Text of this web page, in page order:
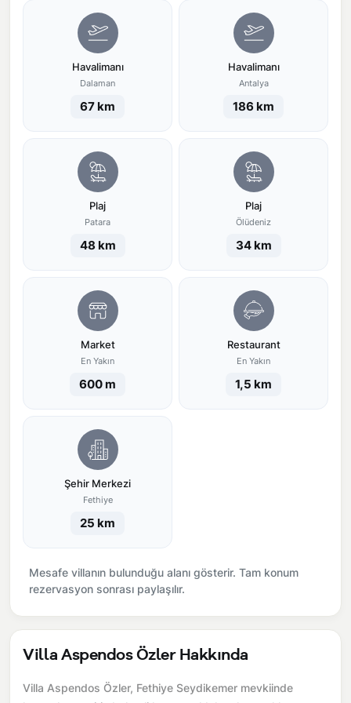
Havalimanı
Dalaman
67 km
Havalimanı
Antalya
186 km
Plaj
Patara
48 km
Plaj
Ölüdeniz
34 km
Market
En Yakın
600 m
Restaurant
En Yakın
1,5 km
Şehir Merkezi
Fethiye
25 km
Mesafe villanın bulunduğu alanı gösterir. Tam konum
rezervasyon sonrası paylaşılır.
Villa Aspendos Özler Hakkında
Villa Aspendos Özler, Fethiye Seydikemer mevkiinde